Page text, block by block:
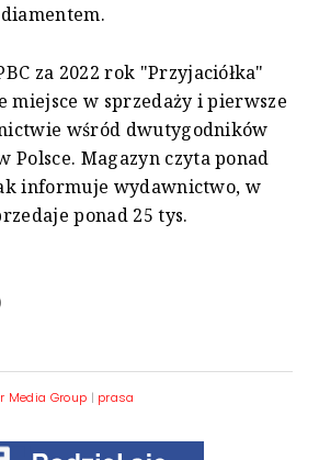
za 2022 rok "Przyjaciółka"
miejsce w sprzedaży i pierwsze
wśród dwutygodników
Polsce. Magazyn czyta ponad
informuje wydawnictwo, w
ponad 25 tys.
Media Group | prasa